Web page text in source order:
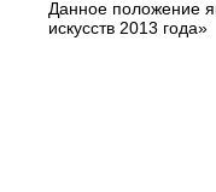
Данное положение
искусств 2013 года»